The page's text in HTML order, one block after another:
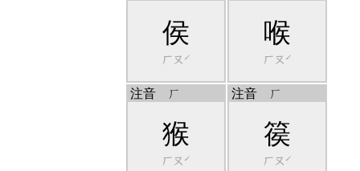
侯
ㄏㄡˊ
喉
ㄏㄡˊ
注音 ㄏ
猴
ㄏㄡˊ
注音 ㄏ
篌
ㄏㄡˊ